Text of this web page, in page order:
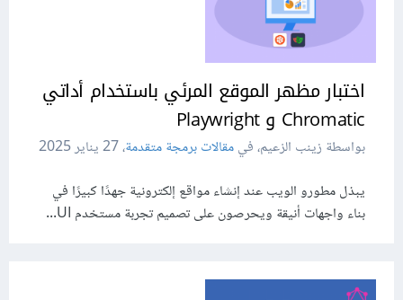
اختبار مظهر الموقع المرئي باستخدام أداتي
Chromatic و Playwright
بواسطة زينب الزعيم، فيمقالات برمجة متقدمة،27 يناير 2025
يبذل مطورو الويب عند إنشاء مواقع إلكترونية جهدًا كبيرًا في
بناء واجهات أنيقة ويحرصون على تصميم تجربة مستخدم UI...